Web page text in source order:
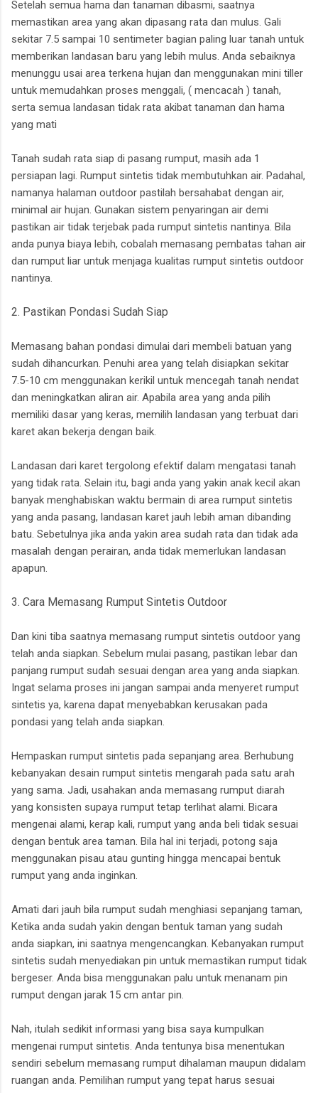
Setelah semua hama dan tanaman dibasmi, saatnya
memastikan area yang akan dipasang rata dan mulus. Gali
sekitar 7.5 sampai 10 sentimeter bagian paling luar tanah untuk
memberikan landasan baru yang lebih mulus. Anda sebaiknya
menunggu usai area terkena hujan dan menggunakan mini tiller
untuk memudahkan proses menggali, ( mencacah ) tanah,
serta semua landasan tidak rata akibat tanaman dan hama
yang mati
Tanah sudah rata siap di pasang rumput, masih ada 1
persiapan lagi. Rumput sintetis tidak membutuhkan air. Padahal,
namanya halaman outdoor pastilah bersahabat dengan air,
minimal air hujan. Gunakan sistem penyaringan air demi
pastikan air tidak terjebak pada rumput sintetis nantinya. Bila
anda punya biaya lebih, cobalah memasang pembatas tahan air
dan rumput liar untuk menjaga kualitas rumput sintetis outdoor
nantinya.
2. Pastikan Pondasi Sudah Siap
Memasang bahan pondasi dimulai dari membeli batuan yang
sudah dihancurkan. Penuhi area yang telah disiapkan sekitar
7.5-10 cm menggunakan kerikil untuk mencegah tanah nendat
dan meningkatkan aliran air. Apabila area yang anda pilih
memiliki dasar yang keras, memilih landasan yang terbuat dari
karet akan bekerja dengan baik.
Landasan dari karet tergolong efektif dalam mengatasi tanah
yang tidak rata. Selain itu, bagi anda yang yakin anak kecil akan
banyak menghabiskan waktu bermain di area rumput sintetis
yang anda pasang, landasan karet jauh lebih aman dibanding
batu. Sebetulnya jika anda yakin area sudah rata dan tidak ada
masalah dengan perairan, anda tidak memerlukan landasan
apapun.
3. Cara Memasang Rumput Sintetis Outdoor
Dan kini tiba saatnya memasang rumput sintetis outdoor yang
telah anda siapkan. Sebelum mulai pasang, pastikan lebar dan
panjang rumput sudah sesuai dengan area yang anda siapkan.
Ingat selama proses ini jangan sampai anda menyeret rumput
sintetis ya, karena dapat menyebabkan kerusakan pada
pondasi yang telah anda siapkan.
Hempaskan rumput sintetis pada sepanjang area. Berhubung
kebanyakan desain rumput sintetis mengarah pada satu arah
yang sama. Jadi, usahakan anda memasang rumput diarah
yang konsisten supaya rumput tetap terlihat alami. Bicara
mengenai alami, kerap kali, rumput yang anda beli tidak sesuai
dengan bentuk area taman. Bila hal ini terjadi, potong saja
menggunakan pisau atau gunting hingga mencapai bentuk
rumput yang anda inginkan.
Amati dari jauh bila rumput sudah menghiasi sepanjang taman,
Ketika anda sudah yakin dengan bentuk taman yang sudah
anda siapkan, ini saatnya mengencangkan. Kebanyakan rumput
sintetis sudah menyediakan pin untuk memastikan rumput tidak
bergeser. Anda bisa menggunakan palu untuk menanam pin
rumput dengan jarak 15 cm antar pin.
Nah, itulah sedikit informasi yang bisa saya kumpulkan
mengenai rumput sintetis. Anda tentunya bisa menentukan
sendiri sebelum memasang rumput dihalaman maupun didalam
ruangan anda. Pemilihan rumput yang tepat harus sesuai